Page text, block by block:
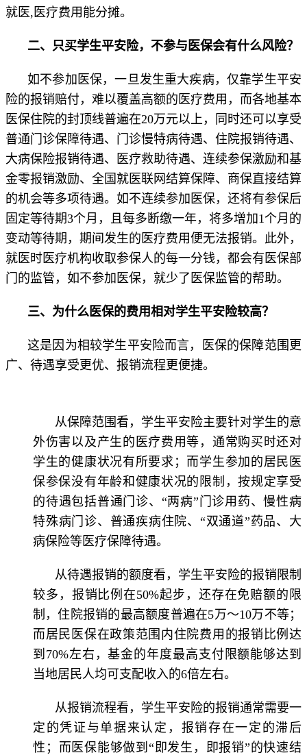
就医,医疗费用能分摊。
二、只买学生平安险，不参与医保会有什么风险？
如不参加医保，一旦发生重大疾病，仅靠学生平安
险的报销赔付，难以覆盖高额的医疗费用，而各地基本
医保住院的封顶线普遍在20万元以上，同时还可以享受
普通门诊保障待遇、门诊慢特病待遇、住院报销待遇、
大病保险报销待遇、医疗救助待遇、连续参保激励和基
金零报销激励、全国就医联网结算保障、商保直接结算
的机会等多项待遇。如不连续参加医保，还将有参保后
固定等待期3个月，且每多断缴一年，将多增加1个月的
变动等待期，期间发生的医疗费用便无法报销。此外，
就医时医疗机构收取参保人的每一分钱，都会有医保部
门的监管，如不参加医保，就少了医保监管的帮助。
三、为什么医保的费用相对学生平安险较高？
这是因为相较学生平安险而言，医保的保障范围更
广、待遇享受更优、报销流程更便捷。
从保障范围看，学生平安险主要针对学生的意
外伤害以及产生的医疗费用等，通常购买时还对
学生的健康状况有所要求；而学生参加的居民医
保参保没有年龄和健康状况的限制，按规定享受
的待遇包括普通门诊、“两病”门诊用药、慢性病
特殊病门诊、普通疾病住院、“双通道”药品、大
病保险等医疗保障待遇。
从待遇报销的额度看，学生平安险的报销限制
较多，报销比例在50%起步，还存在免赔额的限
制，住院报销的最高额度普遍在5万～10万不等；
而居民医保在政策范围内住院费用的报销比例达
到70%左右，基金的年度最高支付限额能够达到
当地居民人均可支配收入的6倍左右。
从报销流程看，学生平安险的报销通常需要一
定的凭证与单据来认定，报销存在一定的滞后
性；而医保能够做到“即发生，即报销”的快速结